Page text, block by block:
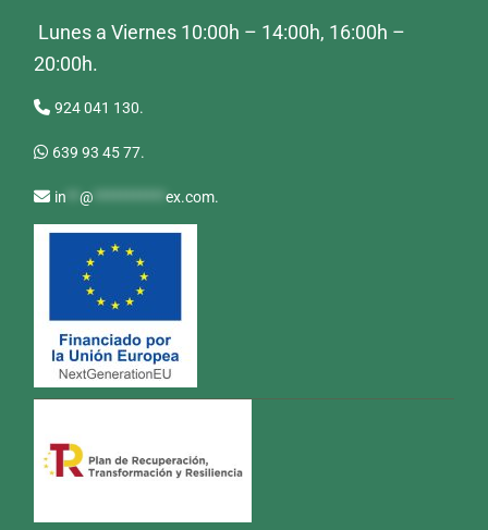
Lunes a Viernes 10:00h – 14:00h, 16:00h –
20:00h.
924 041 130.
639 93 45 77.
in **@ ***********ex.com.